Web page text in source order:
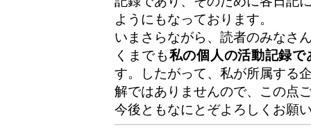
ようにもなっております。
いまさらながら、読者のみなさ
くまでも私の個人の活動記録で
す。したがって、私が所属する
解ではありませんので、この点
今後ともなにとぞよろしくお願